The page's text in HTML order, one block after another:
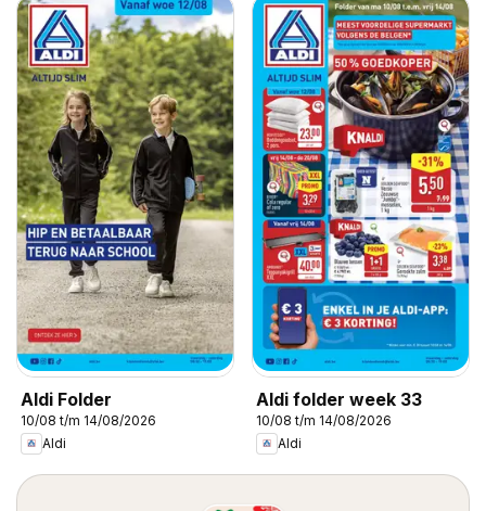
Aldi Folder
10/08 t/m 14/08/2026
Aldi
Aldi folder week 33
10/08 t/m 14/08/2026
Aldi